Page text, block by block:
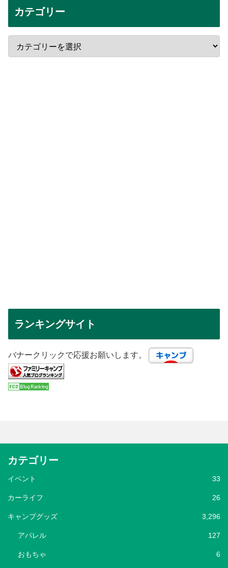
カテゴリー
ランキングサイト
バナークリックで応援お願いします。
カテゴリー
イベント 33
カーライフ 26
キャンプグッズ 3,296
アパレル 127
おもちゃ 6